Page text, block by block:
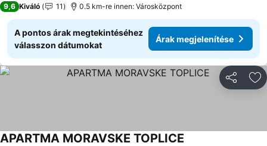
9,6 Kiváló 11 0.5 km-re innen: Városközpont
A pontos árak megtekintéséhez
válasszon dátumokat
Árak megjelenítése
APARTMA MORAVSKE TOPLICE